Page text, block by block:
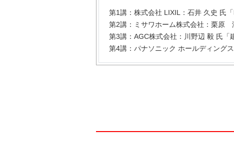
第1講：株式会社 LIXIL：石井 久史 氏
第2講：ミサワホーム株式会社：栗原
第3講：AGC株式会社：川野辺 毅 氏「
第4講：パナソニック ホールディング